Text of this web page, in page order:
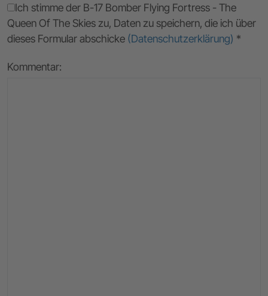
Ich stimme der B-17 Bomber Flying Fortress - The
Queen Of The Skies zu, Daten zu speichern, die ich über
dieses Formular abschicke (Datenschutzerklärung) *
Kommentar: